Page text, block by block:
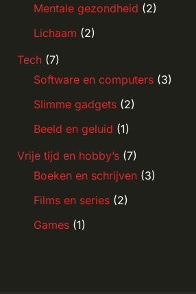
Mentale gezondheid (2)
Lichaam (2)
Tech(7)
Software en computers(3)
Slimme gadgets(2)
Beeld en geluid (1)
Vrije tijd en hobby’s(7)
Boeken en schrijven(3)
Films en series(2)
Games(1)